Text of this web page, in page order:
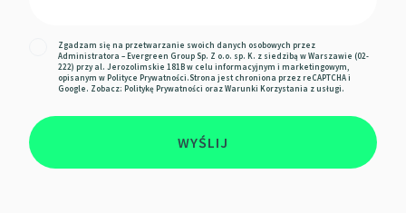
Zgadzam się na przetwarzanie swoich danych osobowych przez
Administratora – Evergreen Group Sp. Z o.o. sp. K. z siedzibą w Warszawie (02-
222) przy al. Jerozolimskie 181B w celu informacyjnym i marketingowym,
opisanym w Polityce Prywatności.Strona jest chroniona przez reCAPTCHA i
Google. Zobacz: Politykę Prywatności orazWarunki Korzystania z usługi.
WYŚLIJ